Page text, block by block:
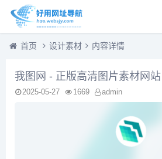
首页 设计素材 内容详情
我图网 - 正版高清图片素材网站
2025-05-27 1669 admin